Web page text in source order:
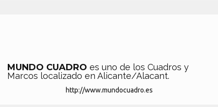
MUNDO CUADRO es uno de los Cuadros y
Marcos localizado en Alicante/Alacant.
http://www.mundocuadro.es